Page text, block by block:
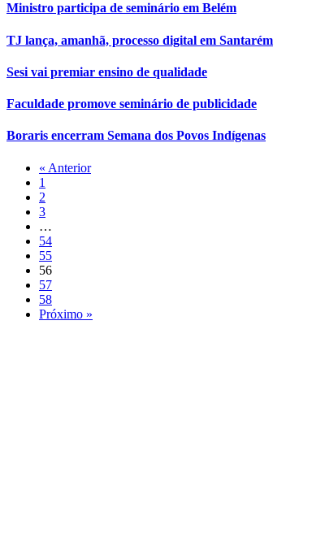
Ministro participa de seminário em Belém
TJ lança, amanhã, processo digital em Santarém
Sesi vai premiar ensino de qualidade
Faculdade promove seminário de publicidade
Boraris encerram Semana dos Povos Indígenas
« Anterior
1
2
3
…
54
55
56
57
58
Próximo »